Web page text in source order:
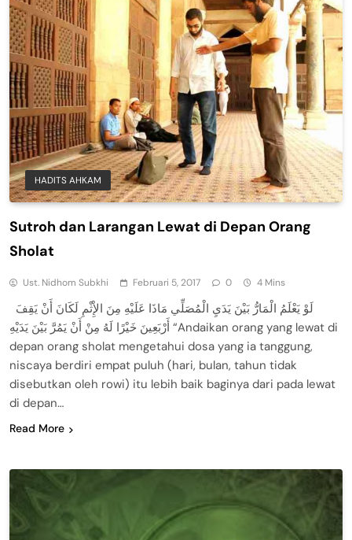
HADITS AHKAM
Sutroh dan Larangan Lewat di Depan Orang
Sholat
Ust. Nidhom Subkhi Februari 5, 2017 0 4 Mins
أَرْبَعِينَ خَيْرًا لَهُ مِنْ أَنْ يَمُرَّ بَيْنَ يَدَيْهِ “Andaikan orang yang lewat di
depan orang sholat mengetahui dosa yang ia tanggung,
niscaya berdiri empat puluh (hari, bulan, tahun tidak
disebutkan oleh rowi) itu lebih baik baginya dari pada lewat
di depan…
Read More